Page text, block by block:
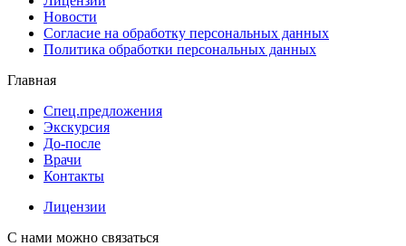
Новости
Согласие на обработку персональных данных
Политика обработки персональных данных
Главная
Спец.предложения
Экскурсия
До-после
Врачи
Контакты
Лицензии
С нами можно связаться